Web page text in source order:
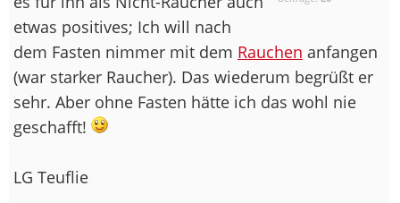
etwas positives; Ich will nach
dem Fasten nimmer mit dem Rauchen anfangen
(war starker Raucher). Das wiederum begrüßt er
sehr. Aber ohne Fasten hätte ich das wohl nie
geschafft!
LG Teuflie